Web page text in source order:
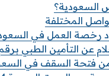
السعودية؟
المختلفة
رخصة العمل في
عن التأمين الطبي
فتحة السقف في